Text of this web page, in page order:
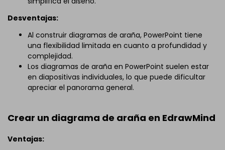
Desventajas:
Al construir diagramas de araña, PowerPoint tiene
una flexibilidad limitada en cuanto a profundidad y
complejidad.
Los diagramas de araña en PowerPoint suelen estar
en diapositivas individuales, lo que puede dificultar
apreciar el panorama general.
Crear un diagrama de araña en EdrawMind
Ventajas: